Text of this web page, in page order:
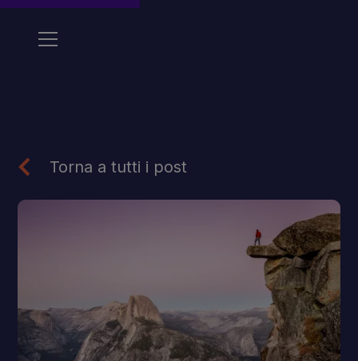
Torna a tutti i post